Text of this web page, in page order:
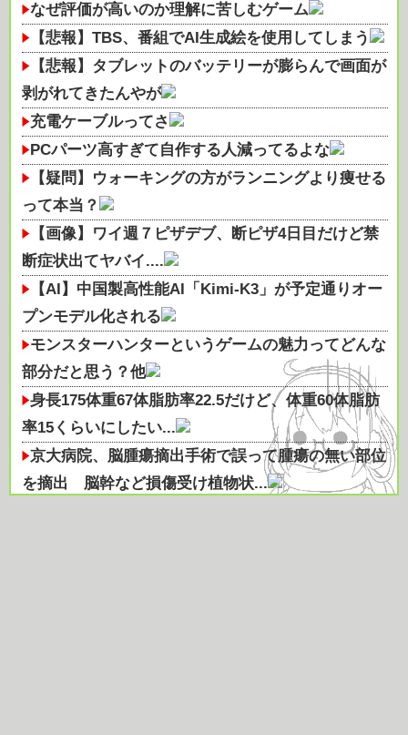
なぜ評価が高いのか理解に苦しむゲーム
【悲報】TBS、番組でAI生成絵を使用してしまう
【悲報】タブレットのバッテリーが膨らんで画面が
剥がれてきたんやが
充電ケーブルってさ
PCパーツ高すぎて自作する人減ってるよな
【疑問】ウォーキングの方がランニングより痩せる
って本当？
【画像】ワイ週７ピザデブ、断ピザ4日目だけど禁
断症状出てヤバイ....
【AI】中国製高性能AI「Kimi-K3」が予定通りオー
プンモデル化される
モンスターハンターというゲームの魅力ってどんな
部分だと思う？他
身長175体重67体脂肪率22.5だけど、体重60体脂肪
率15くらいにしたい...
京大病院、脳腫瘍摘出手術で誤って腫瘍の無い部位
を摘出 脳幹など損傷受け植物状...